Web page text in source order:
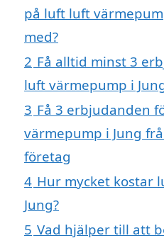
på luft luft
med?
2 Få alltid minst 3
luft värmepump i
3 Få 3 erbjudanden
värmepump i Jung
företag
4 Hur mycket kostar
Jung?
5 Vad hjälper till att